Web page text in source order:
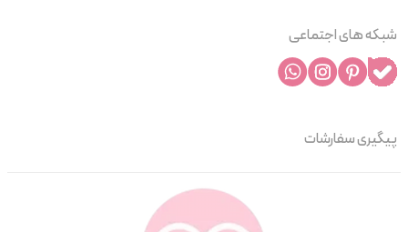
شبکه های اجتماعی
پیگیری سفارشات